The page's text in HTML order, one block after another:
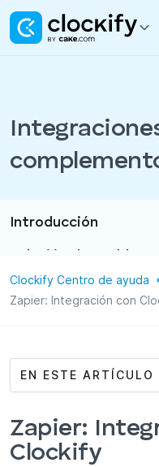
Integraciones y
Introducción
Control de tiempo y
Proyectos
Administración
Aplicaciones
Clockify Centro de ayuda
Zapier: Integración con
EN ESTE ARTÍCULO
Zapier:
Clockify